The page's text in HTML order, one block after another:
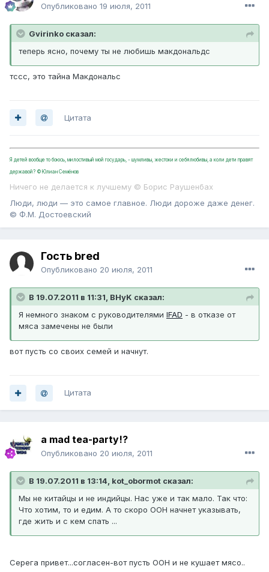
Опубликовано 19 июля, 2011
Gvirinko сказал:
теперь ясно, почему ты не любишь макдональдс
тссс, это тайна Макдональс
Цитата
Я детей вообще то боюсь, милостивый мой государь, - шумливы, жестоки и себялюбивы, а коли дети правят
державой? ©Юлиан Семёнов
Ничего не делается к лучшему © Борис Раушенбах
Люди, люди — это самое главное. Люди дороже даже денег.
© Ф.М. Достоевский
Гость bred
Опубликовано 20 июля, 2011
В 19.07.2011 в 11:31, BHyK сказал:
Я немного знаком с руководителями IFAD - в отказе от
мяса замечены не были
вот пусть со своих семей и начнут.
Цитата
a mad tea-party!?
Опубликовано 20 июля, 2011
В 19.07.2011 в 13:14, kot_obormot сказал:
Мы не китайцы и не индийцы. Нас уже и так мало. Так что:
Что хотим, то и едим. А то скоро ООН начнет указывать,
где жить и с кем спать ...
Серега привет...согласен-вот пусть ООН и не кушает мясо..